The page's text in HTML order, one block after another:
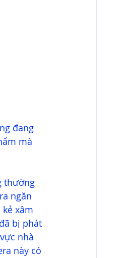
đang
mà
thường
ngăn
xâm
bị phát
nhà
này có